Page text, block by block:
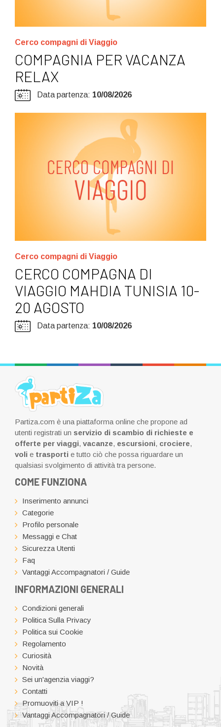
Cerco compagni di Viaggio
COMPAGNIA PER VACANZA
RELAX
Data partenza: 10/08/2026
Cerco compagni di Viaggio
CERCO COMPAGNA DI
VIAGGIO MAHDIA TUNISIA 10-
20 AGOSTO
Data partenza: 10/08/2026
Partiza.com è una piattaforma online che propone ad
utenti registrati un servizio di scambio di richieste e
offerte per viaggi, vacanze, escursioni, crociere,
voli e trasporti e tutto ciò che possa riguardare un
qualsiasi svolgimento di attività tra persone.
COME FUNZIONA
Inserimento annunci
Categorie
Profilo personale
Messaggi e Chat
Sicurezza Utenti
Faq
Vantaggi Accompagnatori / Guide
INFORMAZIONI GENERALI
Condizioni generali
Politica Sulla Privacy
Politica sui Cookie
Regolamento
Curiosità
Novità
Sei un'agenzia viaggi?
Contatti
Promuoviti a VIP !
Vantaggi Accompagnatori / Guide